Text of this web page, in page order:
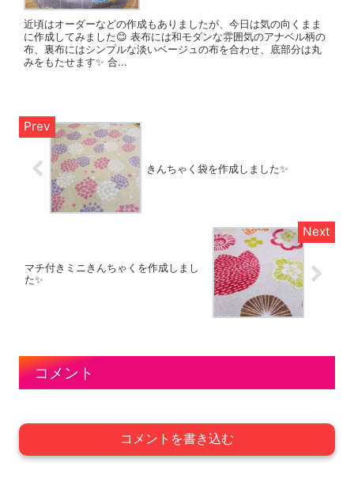
近頃はオーダーなどの作成もありましたが、今日は気の向くまま
に作成してみました😊 表布には和モダンな雰囲気のアナベル柄の
布、裏布にはシンプルな淡いベージュの布を合わせ、底部分は丸
みをもたせます✨ 合...
きんちゃく袋を作成しました✨
マチ付きミニきんちゃくを作成しまし
た✨
コメント
コメントを書き込む